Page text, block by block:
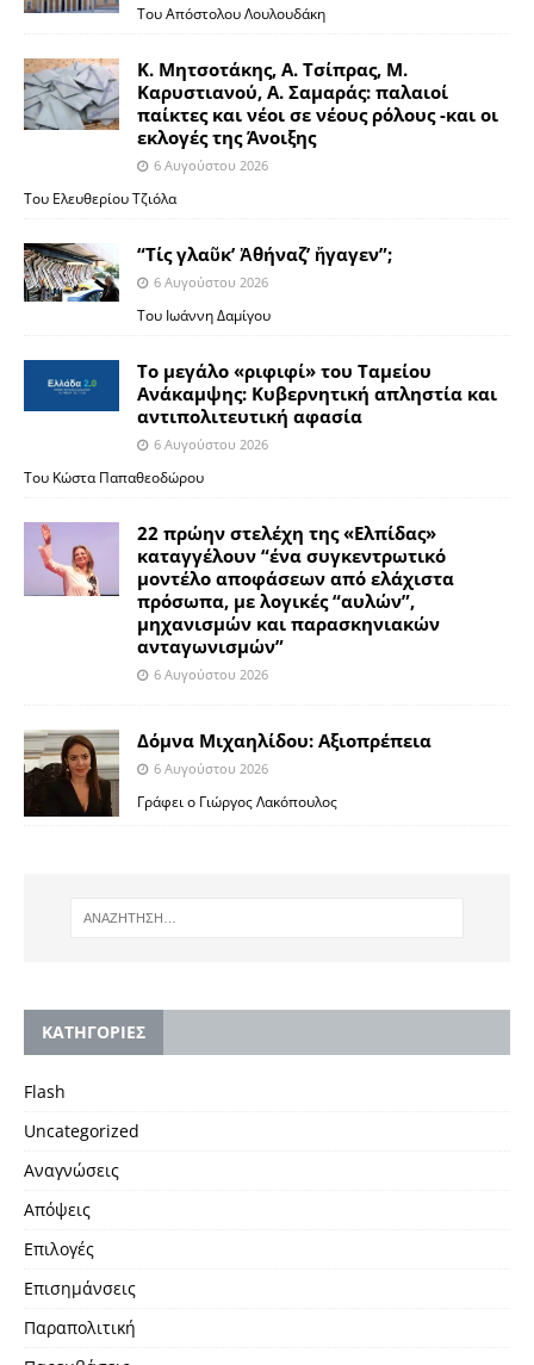
Του Απόστολου Λουλουδάκη
Κ. Μητσοτάκης, Α. Τσίπρας, Μ.
Καρυστιανού, Α. Σαμαράς: παλαιοί
παίκτες και νέοι σε νέους ρόλους -και οι
εκλογές της Άνοιξης
6 Αυγούστου 2026
Του Ελευθερίου Τζιόλα
“Τίς γλαῦκ’ Ἀθήναζ’ ἤγαγεν”;
6 Αυγούστου 2026
Του Ιωάννη Δαμίγου
Το μεγάλο «ριφιφί» του Ταμείου
Ανάκαμψης: Κυβερνητική απληστία και
αντιπολιτευτική αφασία
6 Αυγούστου 2026
Του Κώστα Παπαθεοδώρου
22 πρώην στελέχη της «Ελπίδας»
καταγγέλουν “ένα συγκεντρωτικό
μοντέλο αποφάσεων από ελάχιστα
πρόσωπα, με λογικές “αυλών”,
μηχανισμών και παρασκηνιακών
ανταγωνισμών”
6 Αυγούστου 2026
Δόμνα Μιχαηλίδου: Αξιοπρέπεια
6 Αυγούστου 2026
Γράφει ο Γιώργος Λακόπουλος
KΑΤΗΓΟΡΙΕΣ
Flash
Uncategorized
Αναγνώσεις
Απόψεις
Επιλογές
Επισημάνσεις
Παραπολιτική